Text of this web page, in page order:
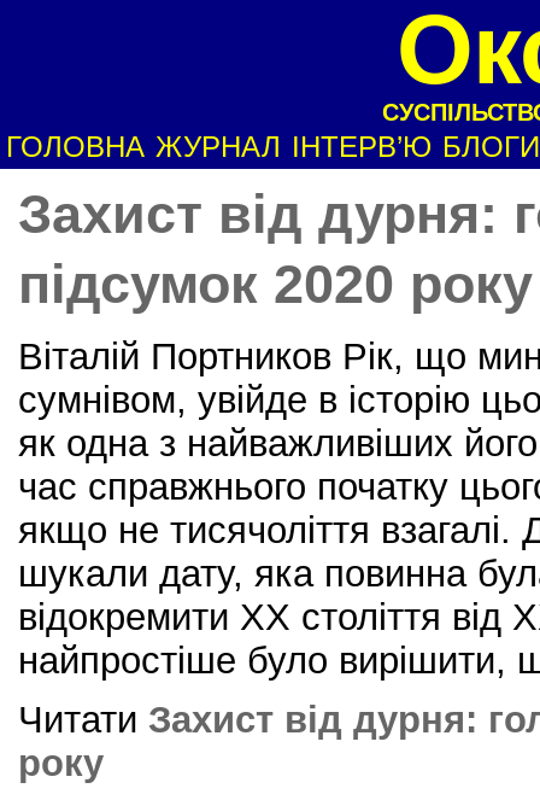
ГОЛОВНА ЖУРНАЛ ІНТЕРВ’Ю БЛОГИ
Захист від дурня:
підсумок 2020 року
Віталій Портников Рік, що
сумнівом, увійде в історію
як одна з найважливіших
час справжнього початку
якщо не тисячоліття взагалі.
шукали дату, яка повинна
відокремити ХХ століття від
найпростіше було вирішити,
Читати Захист від дурня:
року